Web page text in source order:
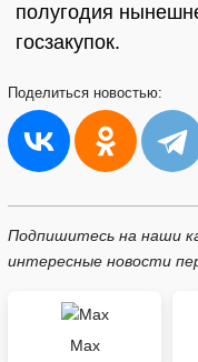
полугодия
госзакупок.
Поделиться новостью:
Подпишитесь на наши
интересные новости
Max